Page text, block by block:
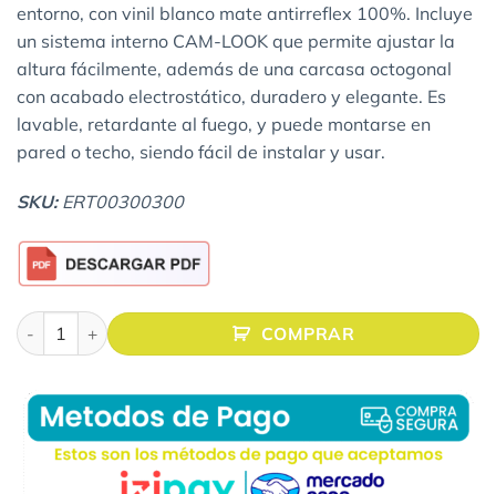
entorno, con vinil blanco mate antirreflex 100%. Incluye
un sistema interno CAM-LOOK que permite ajustar la
altura fácilmente, además de una carcasa octogonal
con acabado electrostático, duradero y elegante. Es
lavable, retardante al fuego, y puede montarse en
pared o techo, siendo fácil de instalar y usar.
SKU: ERT00300300
ECRAN RETRÁCTIL 170″(3.00 x 3.00 Mts.) FORMATO 1:1
COMPRAR